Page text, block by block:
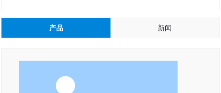
产品 新闻